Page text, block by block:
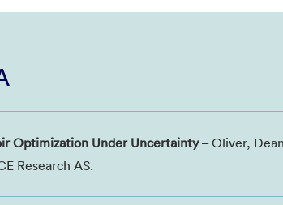
Optimization Under Uncertainty– Oliver,
Research AS.